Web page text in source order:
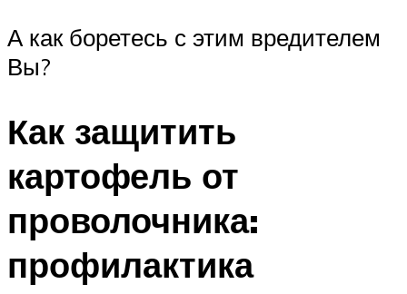
А как боретесь с этим вредителем
Вы?
Как защитить
картофель от
проволочника:
профилактика